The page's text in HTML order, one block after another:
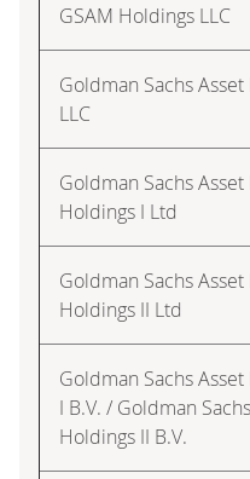
GSAM Holdings LLC
Goldman Sachs
LLC
Goldman Sachs
Holdings I Ltd
Goldman Sachs
Holdings II Ltd
Goldman Sachs
I B.V. / Goldman
Holdings II B.V.